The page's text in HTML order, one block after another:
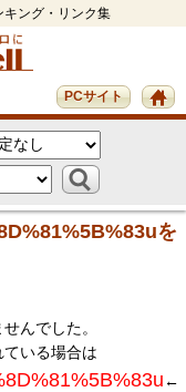
ング・リンク集
PCサイト
を
んでした。
いる場合は
←